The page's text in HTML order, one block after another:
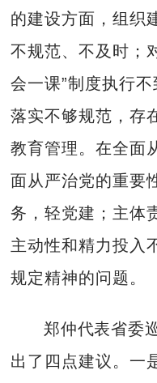
的建设方面，组织
不规范、不及时；
会一课”制度执行
落实不够规范，存
教育管理。在全面
面从严治党的重要
务，轻党建；主体
主动性和精力投入
规定精神的问题。
郑仲代表省委
出了四点建议。一